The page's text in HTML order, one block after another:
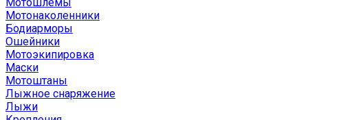
Мотонаколенники
Бодиарморы
Ошейники
Мотоэкипировка
Маски
Мотоштаны
Лыжное снаряжение
Лыжи